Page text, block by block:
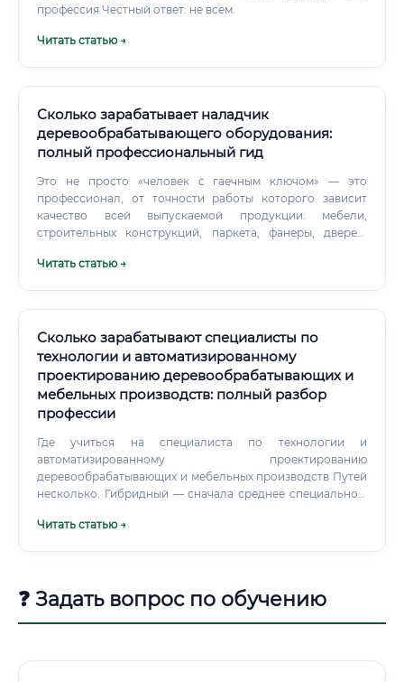
профессия Честный ответ: не всем.
Читать статью →
Сколько зарабатывает наладчик
деревообрабатывающего оборудования:
полный профессиональный гид
Это не просто «человек с гаечным ключом» — это
профессионал, от точности работы которого зависит
качество всей выпускаемой продукции: мебели,
строительных конструкций, паркета, фанеры, дверей,
пересечении механики, электротехники, автоматики и
Читать статью →
Сколько зарабатывают специалисты по
технологии и автоматизированному
проектированию деревообрабатывающих и
мебельных производств: полный разбор
профессии
Где учиться на специалиста по технологии и
автоматизированному проектированию
деревообрабатывающих и мебельных производств Путей
несколько. Гибридный — сначала среднее специальное,
Читать статью →
❓ Задать вопрос по обучению